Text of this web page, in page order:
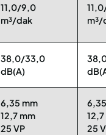
11,0/9,0
m³/dak
m³/
38,0/33,0
dB(A)
6,35 mm
12,7 mm
25 VP
25